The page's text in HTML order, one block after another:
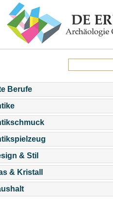
Berufe
& Stil
& Kristall